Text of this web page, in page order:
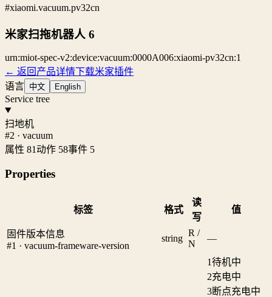
#xiaomi.vacuum.pv32cn
米家扫拖机器人 6
urn:miot-spec-v2:device:vacuum:0000A006:xiaomi-pv32cn:1
← 返回产品详情下载米家插件
语言 中文 English
Service tree
扫地机
#2 · vacuum
属性 81动作 58事件 5
Properties
标签 格式
读
写
值
固件版本信息
#1 · vacuum-frameware-version
string
R /
N
—
1待机中
2充电中
3断点充电中